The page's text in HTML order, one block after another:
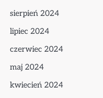
sierpień 2024
lipiec 2024
czerwiec 2024
maj 2024
kwiecień 2024